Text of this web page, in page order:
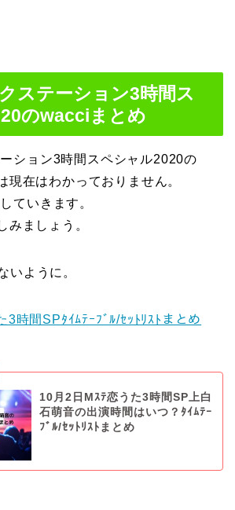
ステーション3時間ス
のwacciまとめ
ション3時間スペシャル2020の
現在はわかっておりません。
ていきます。
みましょう。
いように。
3時間SPﾀｲﾑﾃｰﾌﾞﾙ/ｾｯﾄﾘｽﾄまとめ
10月2日Mｽﾃ恋うた3時間SP上白
石萌音の出演時間はいつ？ﾀｲﾑﾃｰ
ﾌﾞﾙ/ｾｯﾄﾘｽﾄまとめ